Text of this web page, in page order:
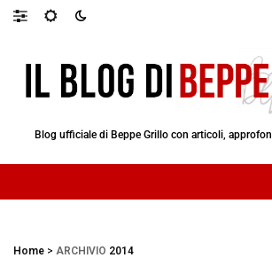
Blog ufficiale di Beppe Grillo con articoli,
Home > ARCHIVIO 2014